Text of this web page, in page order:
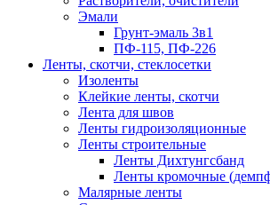
Эмали
Грунт-эмаль 3в1
ПФ-115, ПФ-226
Ленты, скотчи, стеклосетки
Изоленты
Клейкие ленты, скотчи
Лента для швов
Ленты гидроизоляционные
Ленты строительные
Ленты Дихтунгсбанд
Ленты кромочные
Малярные ленты